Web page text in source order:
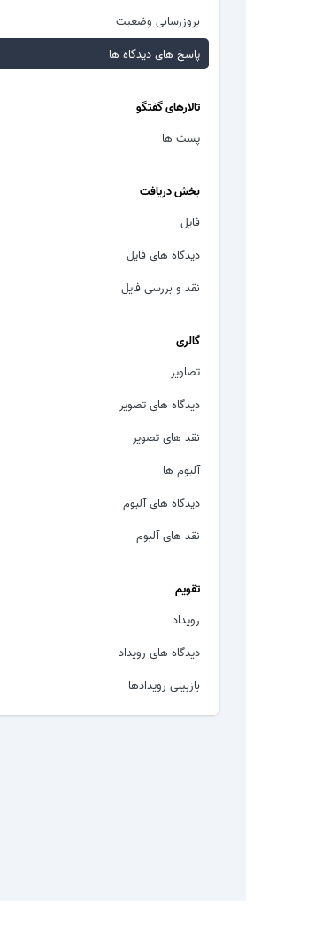
بروزرسانی وضعیت
پاسخ های دیدگاه ها
تالارهای گفتگو
پست ها
بخش دریافت
فایل
دیدگاه های فایل
نقد و بررسی فایل
گالری
تصاویر
دیدگاه های تصویر
نقد های تصویر
آلبوم ها
دیدگاه های آلبوم
نقد های آلبوم
تقویم
رویداد
دیدگاه های رویداد
بازبینی رویدادها